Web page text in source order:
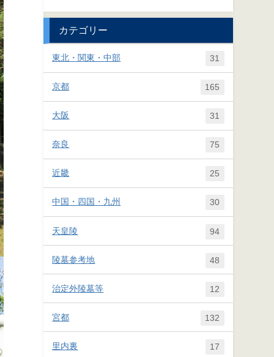
カテゴリー
東北・関東・中部 31
京都 165
大阪 31
奈良 75
近畿 25
中国・四国・九州 30
天皇陵 94
陵墓参考地 48
治定外陵墓等 12
宮都 132
里内裏 17